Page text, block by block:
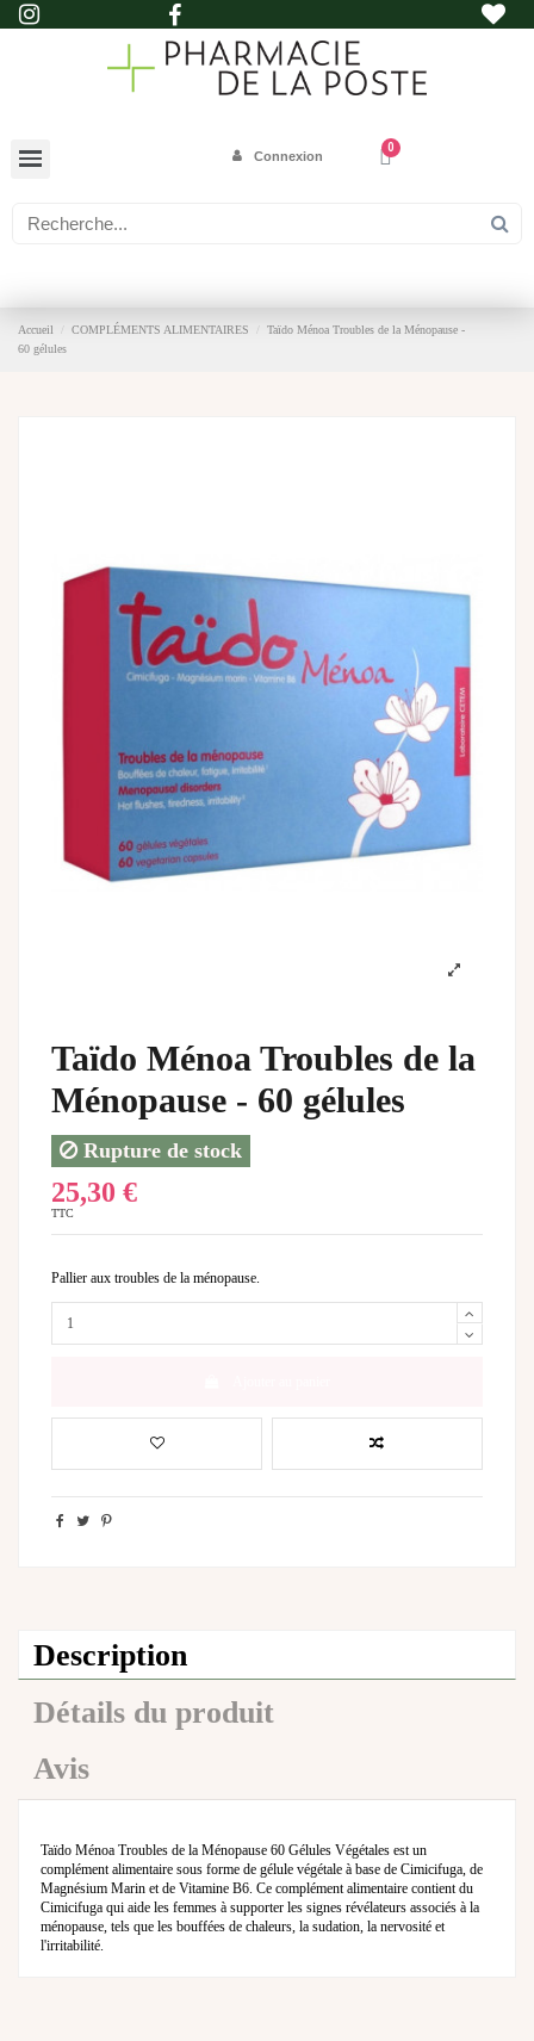
Connexion
Accueil COMPLÉMENTS ALIMENTAIRES
Taïdo Ménoa Troubles de la Ménopause -
60 gélules
Taïdo Ménoa Troubles de la
Ménopause - 60 gélules
Rupture de stock
25,30 €
TTC
Pallier aux troubles de la ménopause.
Description
Détails du produit
Avis
Taïdo Ménoa Troubles de la Ménopause 60 Gélules Végétales est un
complément alimentaire sous forme de gélule végétale à base de Cimicifuga, de
Magnésium Marin et de Vitamine B6. Ce complément alimentaire contient du
Cimicifuga qui aide les femmes à supporter les signes révélateurs associés à la
ménopause, tels que les bouffées de chaleurs, la sudation, la nervosité et
l'irritabilité.